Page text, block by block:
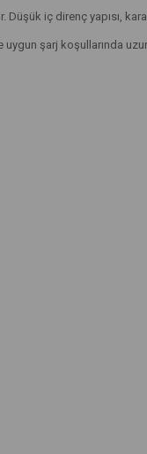
iç direnç yapısı,
şarj koşullarında